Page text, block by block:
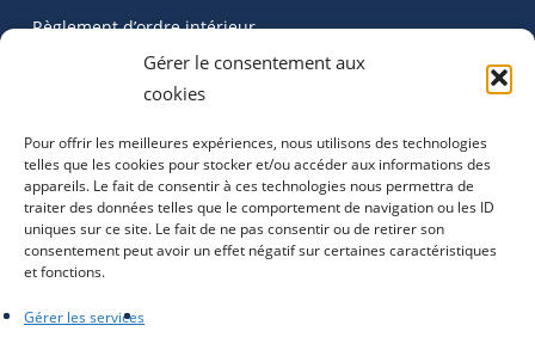
Gérer le consentement aux
cookies
Pour offrir les meilleures expériences, nous utilisons des technologies
telles que les cookies pour stocker et/ou accéder aux informations des
appareils. Le fait de consentir à ces technologies nous permettra de
traiter des données telles que le comportement de navigation ou les ID
uniques sur ce site. Le fait de ne pas consentir ou de retirer son
consentement peut avoir un effet négatif sur certaines caractéristiques
et fonctions.
Gérer les services
Règlement d’ordre intérieur
Catégories d’articles
Evènement 21
Galerie Photo 17
Homepage
Info générale 46